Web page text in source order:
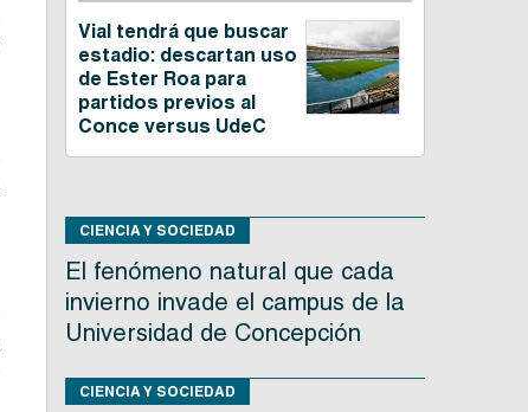
Vial tendrá que buscar
estadio: descartan uso
de Ester Roa para
partidos previos al
Conce versus UdeC
CIENCIA Y SOCIEDAD
El fenómeno natural que cada
invierno invade el campus de la
Universidad de Concepción
CIENCIA Y SOCIEDAD